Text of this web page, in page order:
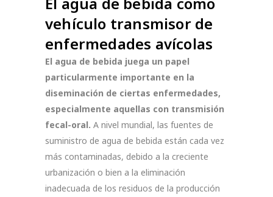
vehículo transmisor de
enfermedades avícolas
El agua de bebida juega un papel
particularmente importante en la
diseminación de ciertas enfermedades,
especialmente aquellas con transmisión
fecal-oral. A nivel mundial, las fuentes de
suministro de agua de bebida están cada vez
más contaminadas, debido a la creciente
urbanización o bien a la eliminación
inadecuada de los residuos de la producción